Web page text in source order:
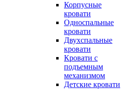
Корпусные
кровати
Односпальные
кровати
Двухспальные
кровати
Кровати с
подъемным
механизмом
Детские кровати